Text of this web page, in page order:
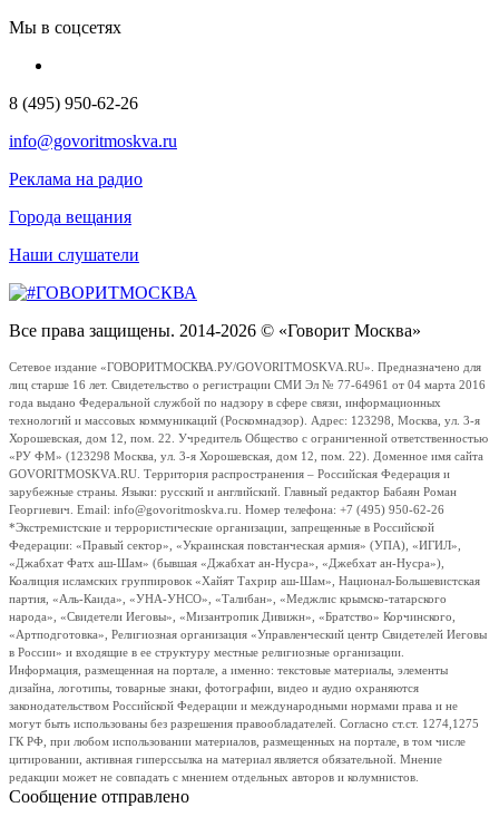
Мы в соцсетях
8 (495) 950-62-26
info@govoritmoskva.ru
Реклама на радио
Города вещания
Наши слушатели
Все права защищены. 2014-2026 © «Говорит Москва»
Сетевое издание «ГОВОРИТМОСКВА.РУ/GOVORITMOSKVA.RU». Предназначено для
лиц старше 16 лет. Свидетельство о регистрации СМИ Эл № 77-64961 от 04 марта 2016
года выдано Федеральной службой по надзору в сфере связи, информационных
технологий и массовых коммуникаций (Роскомнадзор). Адрес: 123298, Москва, ул. 3-я
Хорошевская, дом 12, пом. 22. Учредитель Общество с ограниченной ответственностью
«РУ ФМ» (123298 Москва, ул. 3-я Хорошевская, дом 12, пом. 22). Доменное имя сайта
GOVORITMOSKVA.RU. Территория распространения – Российская Федерация и
зарубежные страны. Языки: русский и английский. Главный редактор Бабаян Роман
Георгиевич. Email: info@govoritmoskva.ru. Номер телефона: +7 (495) 950-62-26
*Экстремистские и террористические организации, запрещенные в Российской
Федерации: «Правый сектор», «Украинская повстанческая армия» (УПА), «ИГИЛ»,
«Джабхат Фатх аш-Шам» (бывшая «Джабхат ан-Нусра», «Джебхат ан-Нусра»),
Коалиция исламских группировок «Хайят Тахрир аш-Шам», Национал-Большевистская
партия, «Аль-Каида», «УНА-УНСО», «Талибан», «Меджлис крымско-татарского
народа», «Свидетели Иеговы», «Мизантропик Дивижн», «Братство» Корчинского,
«Артподготовка», Религиозная организация «Управленческий центр Свидетелей Иеговы
в России» и входящие в ее структуру местные религиозные организации.
Информация, размещенная на портале, а именно: текстовые материалы, элементы
дизайна, логотипы, товарные знаки, фотографии, видео и аудио охраняются
законодательством Российской Федерации и международными нормами права и не
могут быть использованы без разрешения правообладателей. Согласно ст.ст. 1274,1275
ГК РФ, при любом использовании материалов, размещенных на портале, в том числе
цитировании, активная гиперссылка на материал является обязательной. Мнение
редакции может не совпадать с мнением отдельных авторов и колумнистов.
Сообщение отправлено